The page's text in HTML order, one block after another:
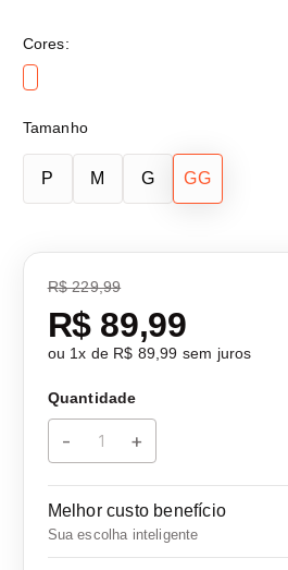
Cores:
Tamanho
P M G GG
R$ 229,99
R$ 89,99
ou 1x de R$ 89,99 sem juros
Quantidade
- +
Melhor custo benefício
Sua escolha inteligente